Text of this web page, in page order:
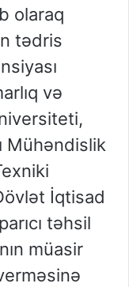
olaraq
tədris
və
Mühəndislik
İqtisad
təhsil
müasir